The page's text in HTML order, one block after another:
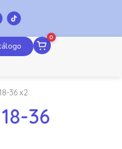
0
36 x2
36